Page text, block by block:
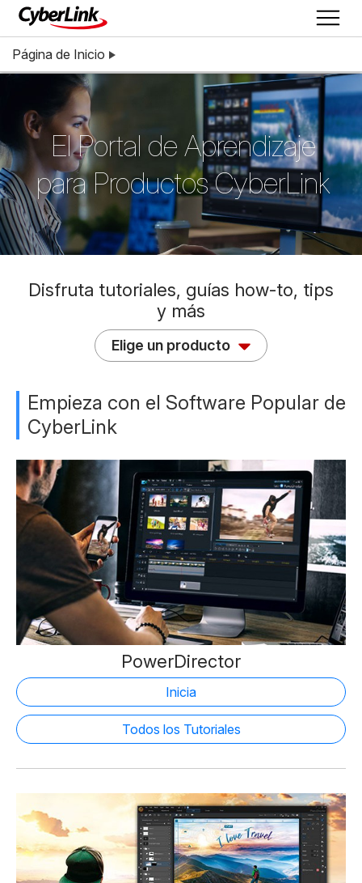
Página de Inicio
El Portal de Aprendizaje
para Productos CyberLink
Disfruta tutoriales, guías how-to, tips
y más
Elige un producto
Empieza con el Software Popular de
CyberLink
PowerDirector
Inicia
Todos los Tutoriales